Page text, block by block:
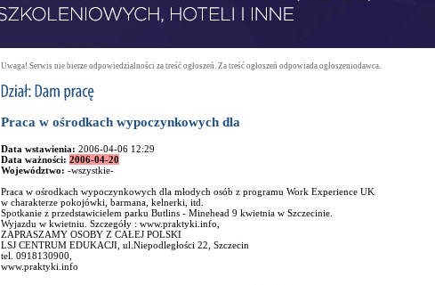
Uwaga! Serwis nie bierze odpowiedzialności za treść ogłoszeń. Za treść ogłoszeń odpowiada ogłoszeniodawca.
Praca w ośrodkach wypoczynkowych dla
Data wstawienia: 2006-04-06 12:29
Data ważności: 2006-04-20
Województwo: -wszystkie-
Praca w ośrodkach wypoczynkowych dla młodych osób z programu Work Experience UK
w charakterze pokojówki, barmana, kelnerki, itd.
Spotkanie z przedstawicielem parku Butlins - Minehead 9 kwietnia w Szczecinie.
Wyjazdu w kwietniu. Szczegóły : www.praktyki.info,
ZAPRASZAMY OSOBY Z CAŁEJ POLSKI
LSJ CENTRUM EDUKACJI, ul.Niepodległości 22, Szczecin
tel. 0918130900,
www.praktyki.info